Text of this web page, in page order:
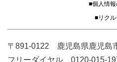
■個人情報
■リクル
〒891-0122 鹿児島県鹿児島
フリーダイヤル 0120-015-